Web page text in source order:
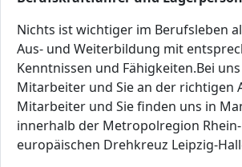
Nichts ist wichtiger im Berufsleben
Aus- und Weiterbildung mit
Kenntnissen und Fähigkeiten.Bei
Mitarbeiter und Sie an der richtigen
Mitarbeiter und Sie finden uns in
innerhalb der Metropolregion
europäischen Drehkreuz Leipzig-